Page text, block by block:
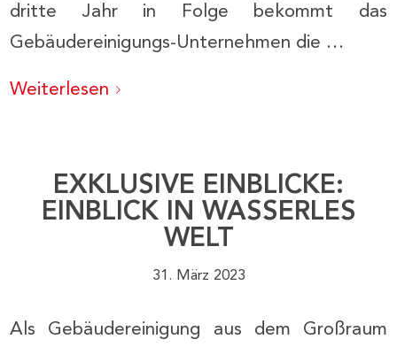
dritte Jahr in Folge bekommt das
Gebäudereinigungs-Unternehmen die …
Weiterlesen
EXKLUSIVE EINBLICKE:
EINBLICK IN WASSERLES
WELT
31. März 2023
Als Gebäudereinigung aus dem Großraum